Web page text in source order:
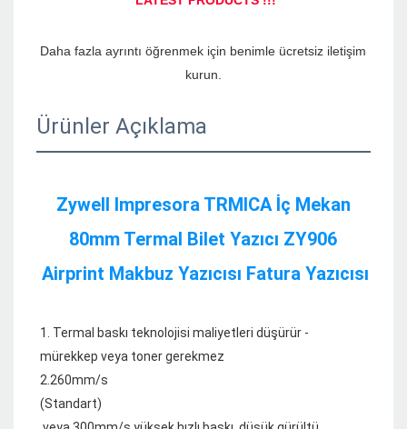
Daha fazla ayrıntı öğrenmek için benimle ücretsiz iletişim
Ürünler Açıklama
Zywell Impresora TRMICA İç Mekan
80mm Termal Bilet Yazıcı ZY906
1. Termal baskı teknolojisi maliyetleri düşürür -
mürekkep veya toner gerekmez